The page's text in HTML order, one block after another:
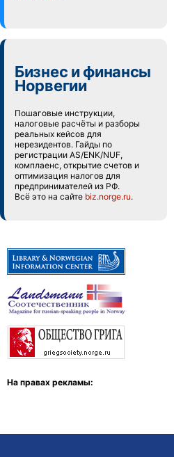
Бизнес и финансы
Норвегии
Пошаговые инструкции,
налоговые расчёты и разборы
реальных кейсов для
нерезидентов. Гайды по
регистрации AS/ENK/NUF,
комплаенс, открытие счетов и
оптимизация налогов для
предпринимателей из РФ.
Всё это на сайте biz.norge.ru.
На правах рекламы: